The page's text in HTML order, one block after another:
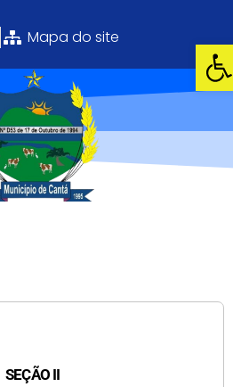
Mapa do site
SEÇÃO II